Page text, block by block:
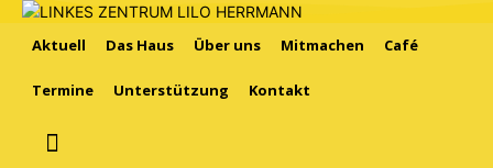
Aktuell Das Haus Über uns Mitmachen Café
Termine Unterstützung Kontakt